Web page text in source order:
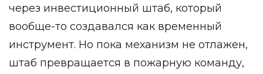
через инвестиционный штаб, который
вообще-то создавался как временный
инструмент. Но пока механизм не отлажен,
штаб превращается в пожарную команду,